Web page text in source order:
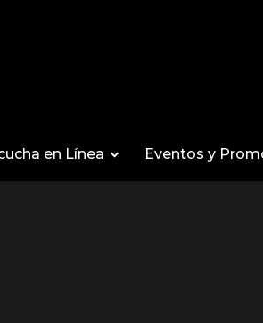
en Línea Eventos y